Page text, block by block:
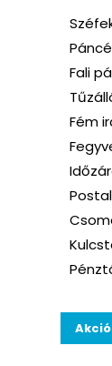
Fali
Fém